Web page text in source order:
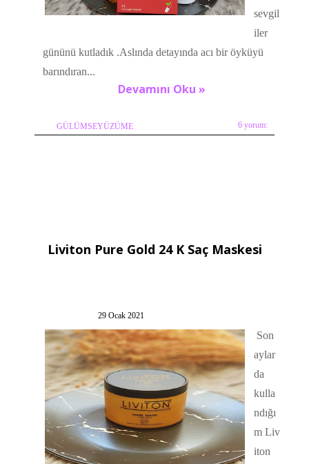
sevgil
iler
gününü kutladık .Aslında detayında acı bir öyküyü
barındıran...
Devamını Oku »
GÜLÜMSEYÜZÜME 6 yorum:
Liviton Pure Gold 24 K Saç Maskesi
29 Ocak 2021
Son
aylar
da
kulla
ndığı
m Liv
iton